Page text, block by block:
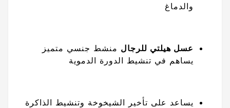
والدماغ
عسل هيلتي للرجال منشط جنسي متميز
يساهم في تنشيط الدورة الدموية
يساعد على تأخير الشيخوخة وتنشيط الذاكرة